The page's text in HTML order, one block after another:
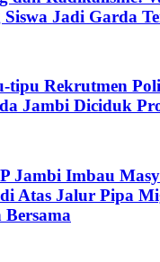
Jadi Garda
tipu Rekrutmen
Jambi Diciduk
Jambi Imbau
Atas Jalur Pipa
Bersama